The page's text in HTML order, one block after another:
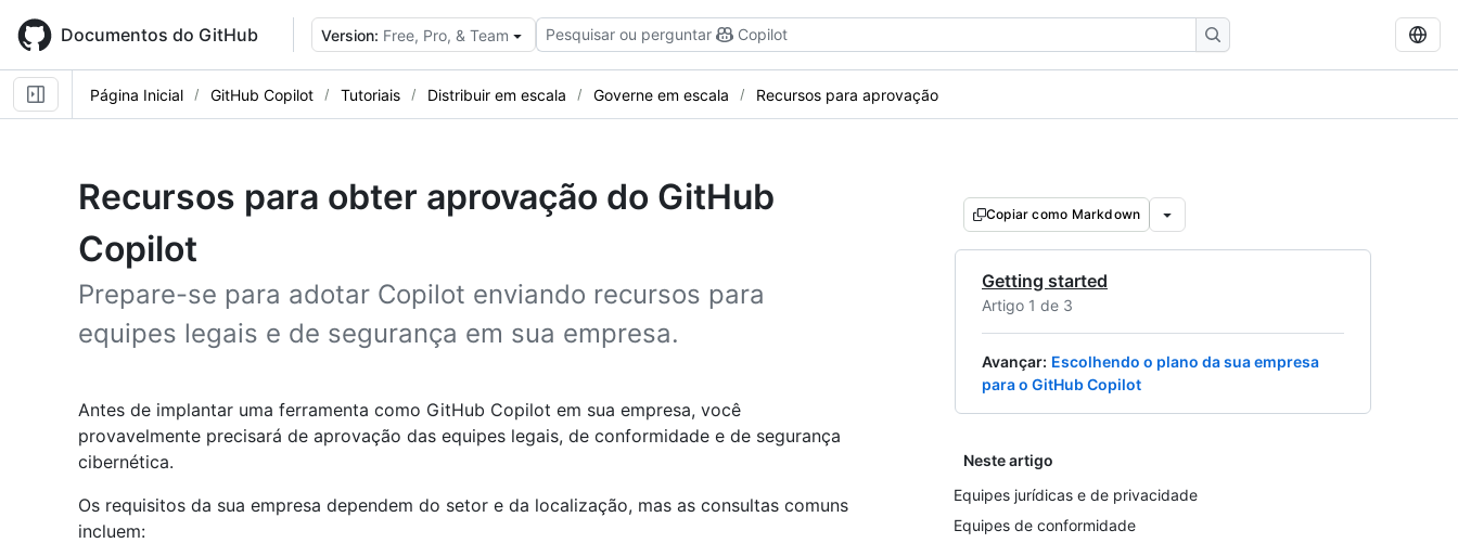
main
content
Documentos do GitHub Version: Free, Pro, & Team Pesquisar ou perguntar Copilot
Página Inicial GitHub Copilot Tutoriais Distribuir em escala Governe em escala Recursos para aprovação
Recursos para obter aprovação do GitHub
Copilot
Prepare-se para adotar Copilot enviando recursos para
equipes legais e de segurança em sua empresa.
Copiar como Markdown
Getting started
Artigo 1 de 3
Avançar: Escolhendo o plano da sua empresa
para o GitHub Copilot
Neste artigo
Equipes jurídicas e de privacidade
Equipes de conformidade
Antes de implantar uma ferramenta como GitHub Copilot em sua empresa, você
provavelmente precisará de aprovação das equipes legais, de conformidade e de segurança
cibernética.
Os requisitos da sua empresa dependem do setor e da localização, mas as consultas comuns
incluem: